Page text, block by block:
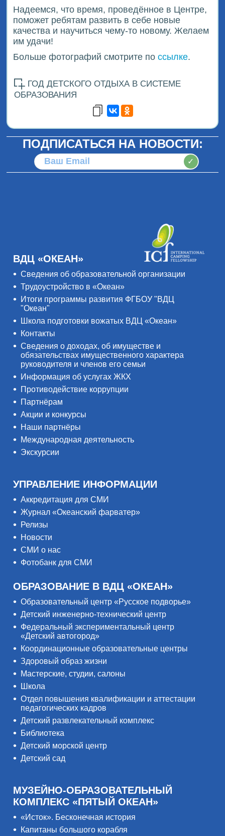
Надеемся, что время, проведённое в Центре,
поможет ребятам развить в себе новые
качества и научиться чему-то новому. Желаем
им удачи!
Больше фотографий смотрите поссылке.
ГОД ДЕТСКОГО ОТДЫХА В СИСТЕМЕ
ОБРАЗОВАНИЯ
ПОДПИСАТЬСЯ НА НОВОСТИ:
✓
ВДЦ «ОКЕАН»
Сведения об образовательной организации
Трудоустройство в «Океан»
Итоги программы развития ФГБОУ "ВДЦ
"Океан"
Школа подготовки вожатых ВДЦ «Океан»
Контакты
Сведения о доходах, об имуществе и
обязательствах имущественного характера
руководителя и членов его семьи
Информация об услугах ЖКХ
Противодействие коррупции
Партнёрам
Акции и конкурсы
Наши партнёры
Международная деятельность
Экскурсии
УПРАВЛЕНИЕ ИНФОРМАЦИИ
Аккредитация для СМИ
Журнал «Океанский фарватер»
Релизы
Новости
СМИ о нас
Фотобанк для СМИ
ОБРАЗОВАНИЕ В ВДЦ «ОКЕАН»
Образовательный центр «Русское подворье»
Детский инженерно-технический центр
Федеральный экспериментальный центр
«Детский автогород»
Координационные образовательные центры
Здоровый образ жизни
Мастерские, студии, салоны
Школа
Отдел повышения квалификации и аттестации
педагогических кадров
Детский развлекательный комплекс
Библиотека
Детский морской центр
Детский сад
МУЗЕЙНО-ОБРАЗОВАТЕЛЬНЫЙ
КОМПЛЕКС «ПЯТЫЙ ОКЕАН»
«Исток». Бесконечная история
Капитаны большого корабля